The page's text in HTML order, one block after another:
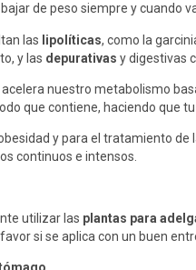
de peso siempre y cuando
las lipolíticas, como la
y las depurativas y digestivas
nuestro metabolismo
que contiene, haciendo que
y para el tratamiento de
continuos e intensos.
utilizar las plantas para
si se aplica con un buen